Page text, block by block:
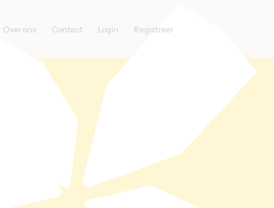
Over ons Contact Login Registreer